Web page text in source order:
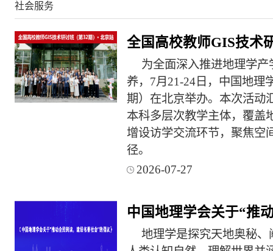
社会服务
全国高校教师GIS技术
为全面深入推进地理学
养，7月21-24日，中国地理
期）在北京举办。本次活动
本科多层次教学主体，覆盖
增设访学交流环节，聚焦空
径。
2026-07-27
中国地理学会关于“推
地理学是探究天地奥秘